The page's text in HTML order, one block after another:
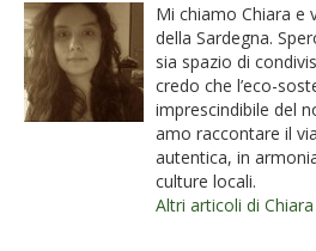
Mi chiamo Chiara e
della Sardegna.
sia spazio di
credo che l’eco-
imprescindibile del
amo raccontare il
autentica, in
culture locali.
Altri articoli di